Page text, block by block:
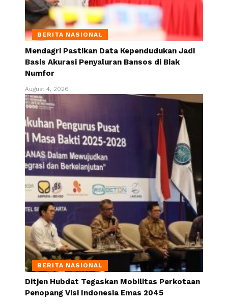
BERITA NASIONAL
Mendagri Pastikan Data Kependudukan Jadi
Basis Akurasi Penyaluran Bansos di Biak
Numfor
August 4, 2026
BERITA NASIONAL
Ditjen Hubdat Tegaskan Mobilitas Perkotaan
Penopang Visi Indonesia Emas 2045